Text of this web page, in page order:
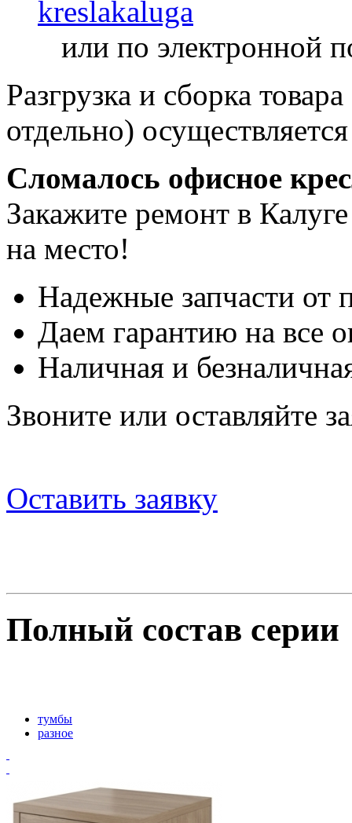
kreslakaluga
или по электронной
Разгрузка и сборка
отдельно)
Сломалось офисное
Закажите ремонт в
на место!
Надежные запчасти от
Даем гарантию на все
Наличная и
Звоните или оставляйте
Оставить заявку
Полный состав серии
тумбы
разное